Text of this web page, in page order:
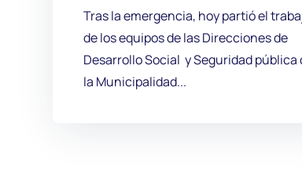
Tras la emergencia, hoy partió el
de los equipos de las Direcciones de
Desarrollo Social y Seguridad pública
la Municipalidad...